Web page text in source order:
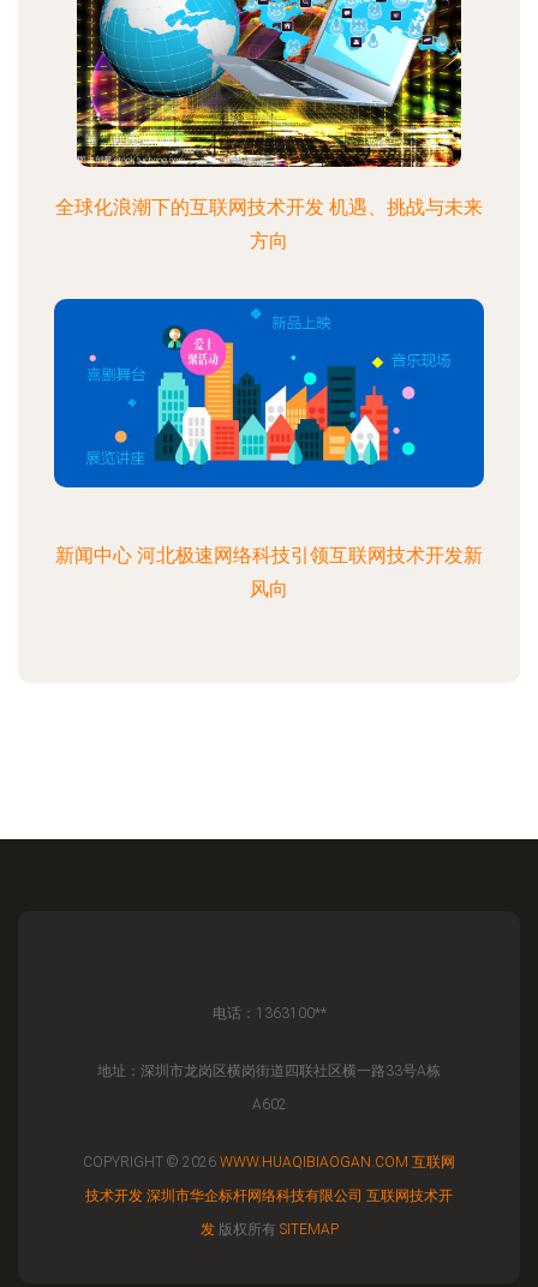
全球化浪潮下的互联网技术开发 机遇、挑战与未来
方向
新闻中心 河北极速网络科技引领互联网技术开发新
风向
电话：1363100**
地址：深圳市龙岗区横岗街道四联社区横一路33号A栋
A602
COPYRIGHT © 2026 WWW.HUAQIBIAOGAN.COM 互联网
技术开发 深圳市华企标杆网络科技有限公司 互联网技术开
发版权所有 SITEMAP